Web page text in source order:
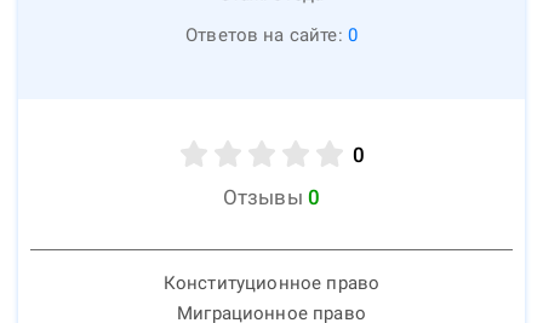
Ответов на сайте: 0
0
Отзывы 0
Конституционное право
Миграционное право